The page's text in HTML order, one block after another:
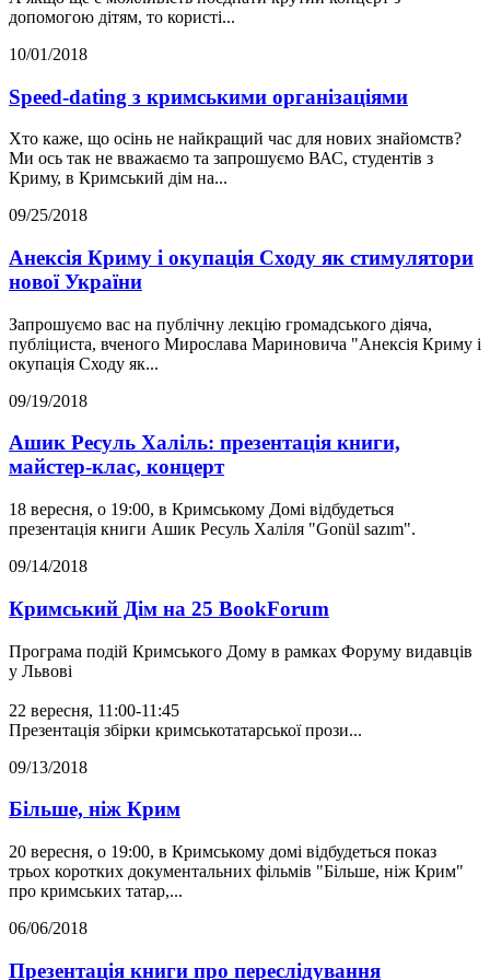
допомогою дітям, то користі...
10/01/2018
Speed-dating з кримськими організаціями
Хто каже, що осінь не найкращий час для нових знайомств?
Ми ось так не вважаємо та запрошуємо ВАС, студентів з
Криму, в Кримський дім на...
09/25/2018
Анексія Криму і окупація Сходу як стимулятори
нової України
Запрошуємо вас на публічну лекцію громадського діяча,
публіциста, вченого Мирослава Мариновича "Анексія Криму і
окупація Сходу як...
09/19/2018
Ашик Ресуль Халіль: презентація книги,
майстер-клас, концерт
18 вересня, о 19:00, в Кримському Домі відбудеться
презентація книги Ашик Ресуль Халіля "Gonül sazım".
09/14/2018
Кримський Дім на 25 BookForum
Програма подій Кримського Дому в рамках Форуму видавців
у Львові
22 вересня, 11:00-11:45
Презентація збірки кримськотатарської прози...
09/13/2018
Більше, ніж Крим
20 вересня, о 19:00, в Кримському домі відбудеться показ
трьох коротких документальних фільмів "Більше, ніж Крим"
про кримських татар,...
06/06/2018
Презентація книги про переслідування